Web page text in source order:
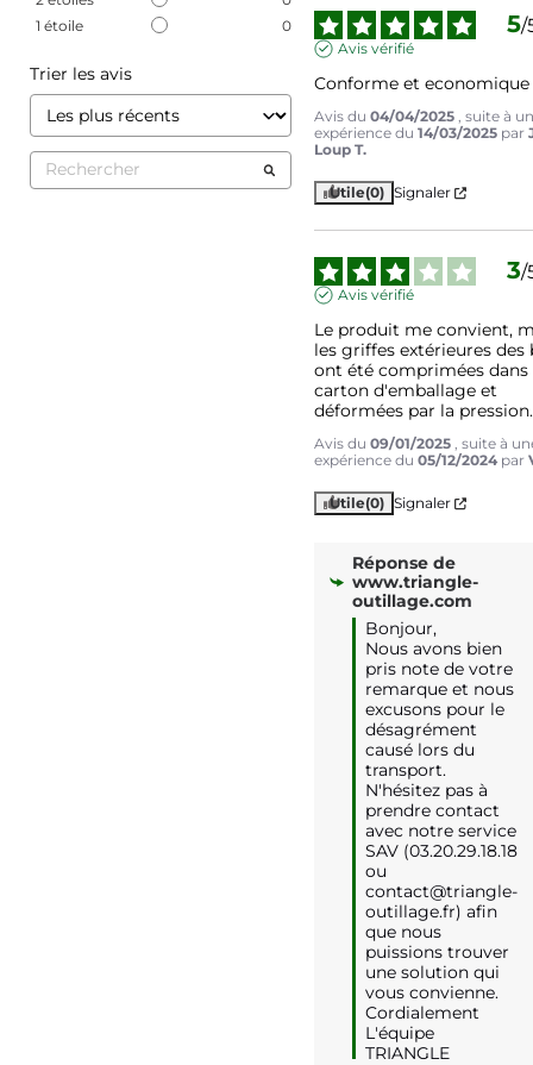
1 étoile 0
Trier les avis
5/
Avis vérifié
Conforme et economique
Avis du04/04/2025 , suite à
expérience du14/03/2025 par
Loup T.
Utile(0) Signaler
3/
Avis vérifié
Le produit me convient,
les griffes extérieures des
ont été comprimées dans
carton d'emballage et
déformées par la pression.
Avis du09/01/2025 , suite à
expérience du05/12/2024 par
Utile(0) Signaler
Réponse de
www.triangle-
outillage.com
Bonjour,
Nous avons bien
pris note de votre
remarque et nous
excusons pour le
désagrément
causé lors du
transport.
N'hésitez pas à
prendre contact
avec notre service
SAV (03.20.29.18.18
ou
contact@triangle-
outillage.fr) afin
que nous
puissions trouver
une solution qui
vous convienne.
Cordialement
L'équipe
TRIANGLE